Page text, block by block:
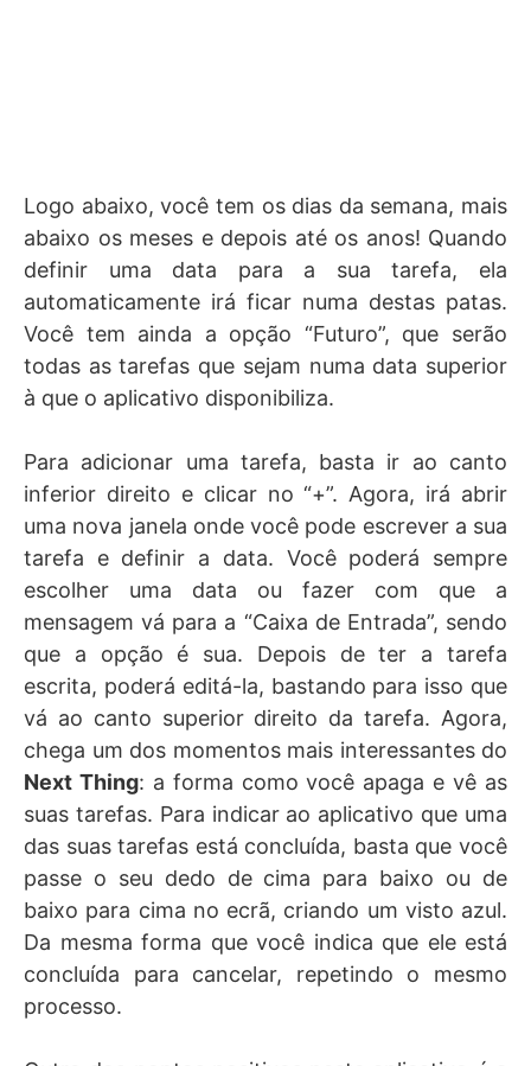
Logo abaixo, você tem os dias da semana, mais
abaixo os meses e depois até os anos! Quando
definir uma data para a sua tarefa, ela
automaticamente irá ficar numa destas patas.
Você tem ainda a opção “Futuro”, que serão
todas as tarefas que sejam numa data superior
à que o aplicativo disponibiliza.
Para adicionar uma tarefa, basta ir ao canto
inferior direito e clicar no “+”. Agora, irá abrir
uma nova janela onde você pode escrever a sua
tarefa e definir a data. Você poderá sempre
escolher uma data ou fazer com que a
mensagem vá para a “Caixa de Entrada”, sendo
que a opção é sua. Depois de ter a tarefa
escrita, poderá editá-la, bastando para isso que
vá ao canto superior direito da tarefa. Agora,
chega um dos momentos mais interessantes do
Next Thing: a forma como você apaga e vê as
suas tarefas. Para indicar ao aplicativo que uma
das suas tarefas está concluída, basta que você
passe o seu dedo de cima para baixo ou de
baixo para cima no ecrã, criando um visto azul.
Da mesma forma que você indica que ele está
concluída para cancelar, repetindo o mesmo
processo.